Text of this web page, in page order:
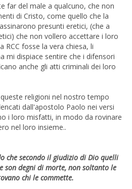
far del male a qualcuno, che non
di Cristo, come quello che la
presunti eretici, (che a
che non vollero accettare i loro
RCC fosse la vera chiesa, li
mi dispiace sentire che i difensori
anche gli atti criminali dei loro
religioni nel nostro tempo
dall'apostolo Paolo nei versi
i loro misfatti, in modo da rovinare
nel loro insieme..
che secondo il giudizio di Dio quelli
son degni di morte, non soltanto le
chi le commette.